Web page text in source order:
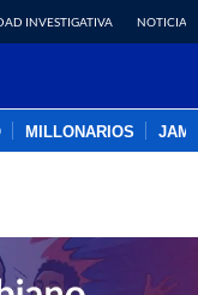
INVESTIGATIVA NOTICIAS
MILLONARIOS